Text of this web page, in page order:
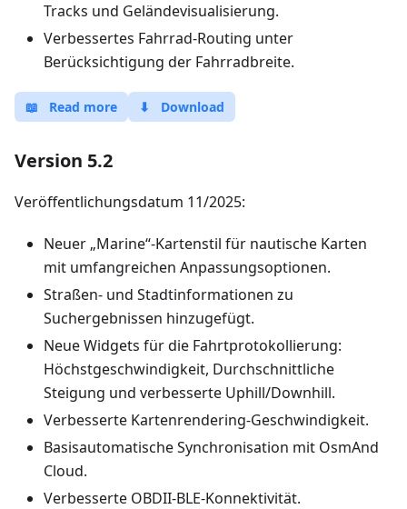
Tracks und Geländevisualisierung.
Verbessertes Fahrrad-Routing unter
Berücksichtigung der Fahrradbreite.
📖 Read more ⬇ Download
Version 5.2
Veröffentlichungsdatum 11/2025:
Neuer „Marine“-Kartenstil für nautische Karten
mit umfangreichen Anpassungsoptionen.
Straßen- und Stadtinformationen zu
Suchergebnissen hinzugefügt.
Neue Widgets für die Fahrtprotokollierung:
Höchstgeschwindigkeit, Durchschnittliche
Steigung und verbesserte Uphill/Downhill.
Verbesserte Kartenrendering-Geschwindigkeit.
Basisautomatische Synchronisation mit OsmAnd
Cloud.
Verbesserte OBDII-BLE-Konnektivität.